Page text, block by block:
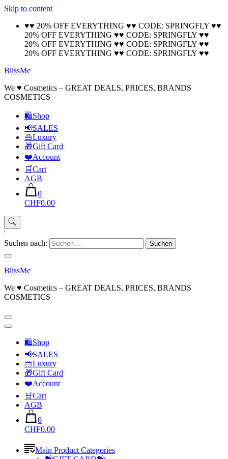
Skip to content
♥♥ 20% OFF EVERYTHING ♥♥ CODE: SPRINGFLY ♥♥
20% OFF EVERYTHING ♥♥ CODE: SPRINGFLY ♥♥
20% OFF EVERYTHING ♥♥ CODE: SPRINGFLY ♥♥
20% OFF EVERYTHING ♥♥ CODE: SPRINGFLY ♥♥
BlissMe
We ♥ Cosmetics – GREAT DEALS, PRICES, BRANDS
COSMETICS
🛍Shop
📢SALES
👜Luxury
🎁Gift Card
❤️Account
🛒Cart
AGB
0
CHF0.00
'
Suchen nach:
BlissMe
We ♥ Cosmetics – GREAT DEALS, PRICES, BRANDS
COSMETICS
🛍Shop
📢SALES
👜Luxury
🎁Gift Card
❤️Account
🛒Cart
AGB
0
CHF0.00
Main Product Categories